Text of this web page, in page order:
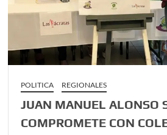
POLITICA REGIONALES
JUAN MANUEL ALONSO
COMPROMETE CON